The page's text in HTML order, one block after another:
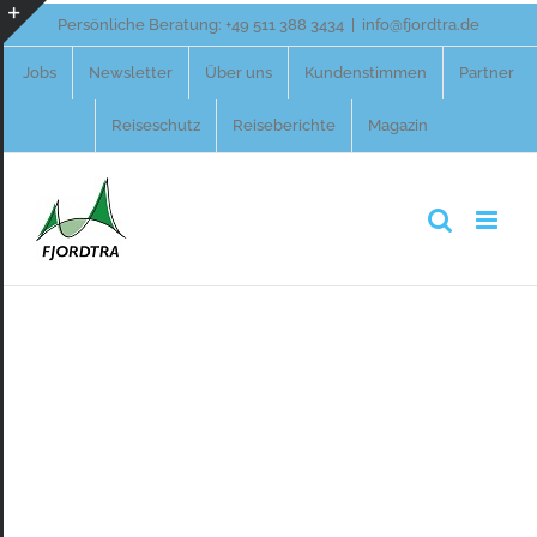
Zum
Persönliche Beratung: +49 511 388 3434 info@fjordtra.de
Jobs Newsletter Über uns Kundenstimmen Partner
Reiseschutz Reiseberichte Magazin
Toggle